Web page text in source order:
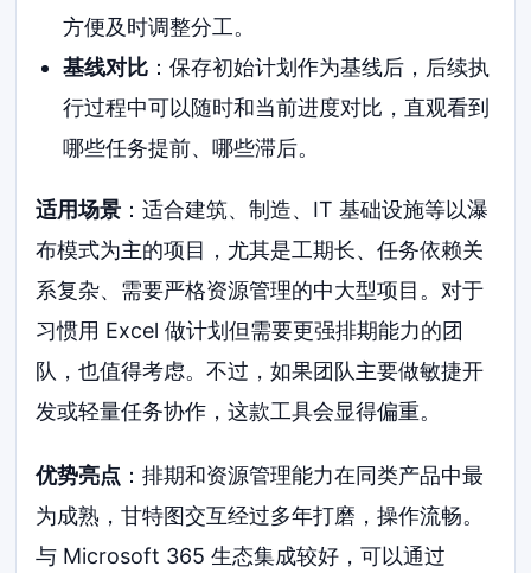
方便及时调整分工。
基线对比：保存初始计划作为基线后，后续执
行过程中可以随时和当前进度对比，直观看到
哪些任务提前、哪些滞后。
适用场景 ：适合建筑、制造、IT 基础设施等以瀑
布模式为主的项目，尤其是工期长、任务依赖关
系复杂、需要严格资源管理的中大型项目。对于
习惯用 Excel 做计划但需要更强排期能力的团
队，也值得考虑。不过，如果团队主要做敏捷开
发或轻量任务协作，这款工具会显得偏重。
优势亮点 ：排期和资源管理能力在同类产品中最
为成熟，甘特图交互经过多年打磨，操作流畅。
与 Microsoft 365 生态集成较好，可以通过